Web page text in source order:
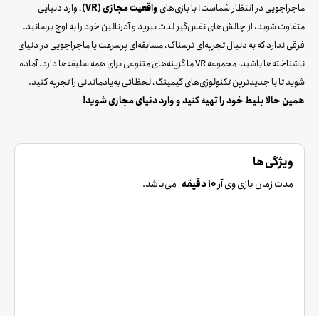
ماجراجویی در انتظار شماست! با بازی‌هایواقعیت مجازی (VR)
، وارد دنیایی
متفاوت شوید، از چالش‌های نفس‌گیر لذت ببرید و آدرنالین خود را به اوج برسانید.
فرقی ندارد که به دنبال تجربه‌ای ترسناک، مسابقه‌ای پرسرعت یا ماجراجویی در دنیای
ناشناخته‌ها باشید، مجموعه VR ما گزینه‌های متنوعی برای همه سلیقه‌ها دارد. آماده
شوید تا با جدیدترین تکنولوژی‌های گیمینگ، لحظاتی به‌یادماندنی را تجربه کنید.
همین حالا بلیط خود را تهیه کنید و وارد دنیای مجازی شوید!
ویژگی ها
مدت زمان بازی وی آر10 دقیقه می‌باشد.